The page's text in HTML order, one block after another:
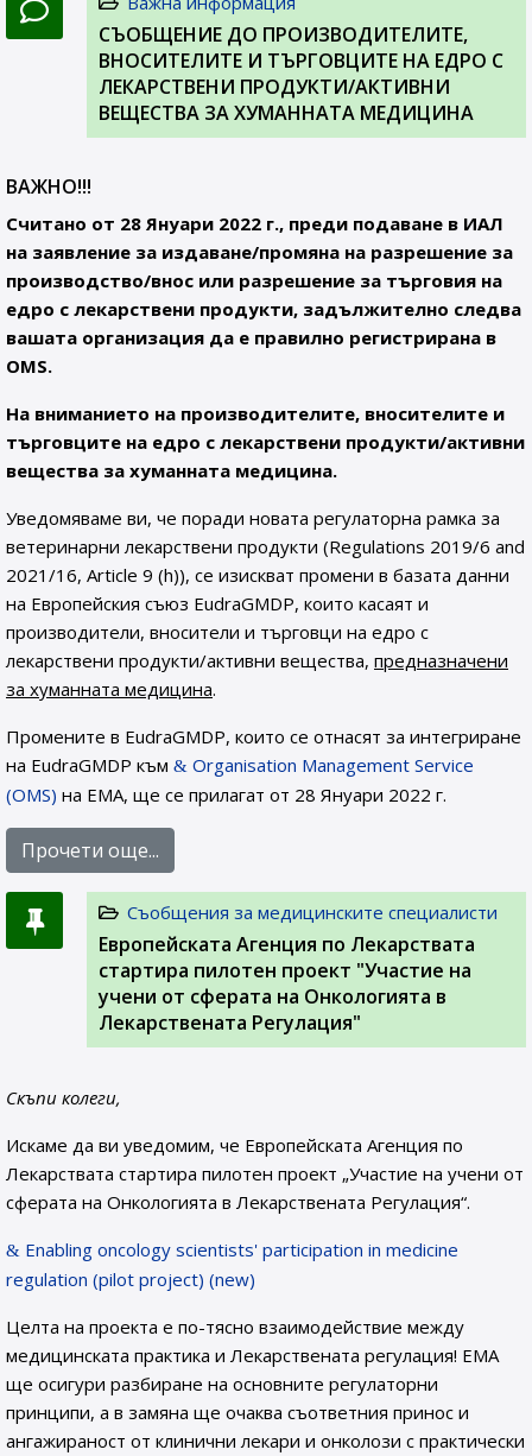
СЪОБЩЕНИЕ ДО ПРОИЗВОДИТЕЛИТЕ,
ВНОСИТЕЛИТЕ И ТЪРГОВЦИТЕ НА ЕДРО С
ЛЕКАРСТВЕНИ ПРОДУКТИ/АКТИВНИ
ВЕЩЕСТВА ЗА ХУМАННАТА МЕДИЦИНА
ВАЖНО!!!
Считано от 28 Януари 2022 г., преди подаване в ИАЛ
на заявление за издаване/промяна на разрешение за
производство/внос или разрешение за търговия на
едро с лекарствени продукти, задължително следва
вашата организация да е правилно регистрирана в
OMS.
На вниманието на производителите, вносителите и
търговците на едро с лекарствени продукти/активни
вещества за хуманната медицина.
Уведомяваме ви, че поради новата регулаторна рамка за
ветеринарни лекарствени продукти (Regulations 2019/6 and
2021/16, Article 9 (h)), се изискват промени в базата данни
на Европейския съюз EudraGMDP, които касаят и
производители, вносители и търговци на едро с
лекарствени продукти/активни вещества, предназначени
за хуманната медицина.
Промените в EudraGMDP, които се отнасят за интегриране
на EudraGMDP към
Organisation Management Service
(OMS) на EMA, ще се прилагат от 28 Януари 2022 г.
Прочети още...
Съобщения за медицинските специалисти
Европейската Агенция по Лекарствата
стартира пилотен проект "Участие на
учени от сферата на Онкологията в
Лекарствената Регулация"
Скъпи колеги,
Искаме да ви уведомим, че Европейската Агенция по
Лекарствата стартира пилотен проект „Участие на учени от
сферата на Онкологията в Лекарствената Регулация“.
Enabling oncology scientists' participation in medicine
regulation (pilot project) (new)
Целта на проекта е по-тясно взаимодействие между
медицинската практика и Лекарствената регулация! ЕМА
ще осигури разбиране на основните регулаторни
принципи, а в замяна ще очаква съответния принос и
ангажираност от клинични лекари и онколози с практически